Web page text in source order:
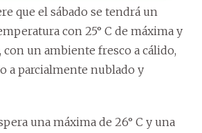
que el sábado se tendrá un
con 25° C de máxima y
con un ambiente fresco a cálido,
a parcialmente nublado y
una máxima de 26° C y una